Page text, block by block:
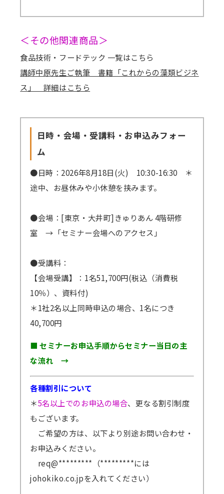
トワイナリー
2006年3月～2020年3月 株式会社ちとせ研究
所（CPO：最高光合成責任者）
2020年4月～現在 ロート製薬株式会社（アグ
（代表取締役(兼任)）
博士（科学技術イノベーション）
○職歴：
1995年4月～2001年10月 姫路気象株式会社
株式会社
2006年2月～現在 オーピーバイオファクトリ
ー株式会社（代表取締役）
2019年1月～2022年3月 アルジー・ネクサス
株式会社（代表取締役）
月修了
（CTO）
＜その他関連商品＞
食品技術・フードテック 一覧はこちら
講師中原先生ご執筆 書籍「これからの藻類ビジネ
ス」 詳細はこちら
日時・会場・受講料・お申込みフォー
ム
●日時：2026年8月18日(火) 10:30-16:30 ＊
途中、お昼休みや小休憩を挟みます。
●会場：[東京・大井町]きゅりあん 4階研修
室→「セミナー会場へのアクセス」
●受講料：
【会場受講】：1名51,700円(税込（消費税
10％）、資料付)
＊1社2名以上同時申込の場合、1名につき
40,700円
■ セミナーお申込手順からセミナー当日の主
な流れ →
各種割引について
＊5名以上でのお申込の場合、更なる割引制度
もございます。
ご希望の方は、以下より別途お問い合わせ・
お申込みください。
req@*********（*********には
johokiko.co.jpを入れてください）